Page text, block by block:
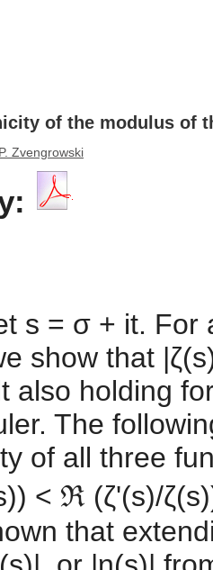
of the modulus of
P. Zvengrowski
s = σ + it. For
show that
also holding
The
of all three
< ℜ (ζ'(s)/
that